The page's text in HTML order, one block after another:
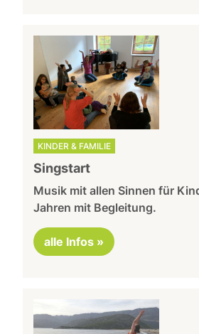
KINDER & FAMILIE
Singstart
Musik mit allen Sinnen für
Jahren mit Begleitung.
alle Infos »